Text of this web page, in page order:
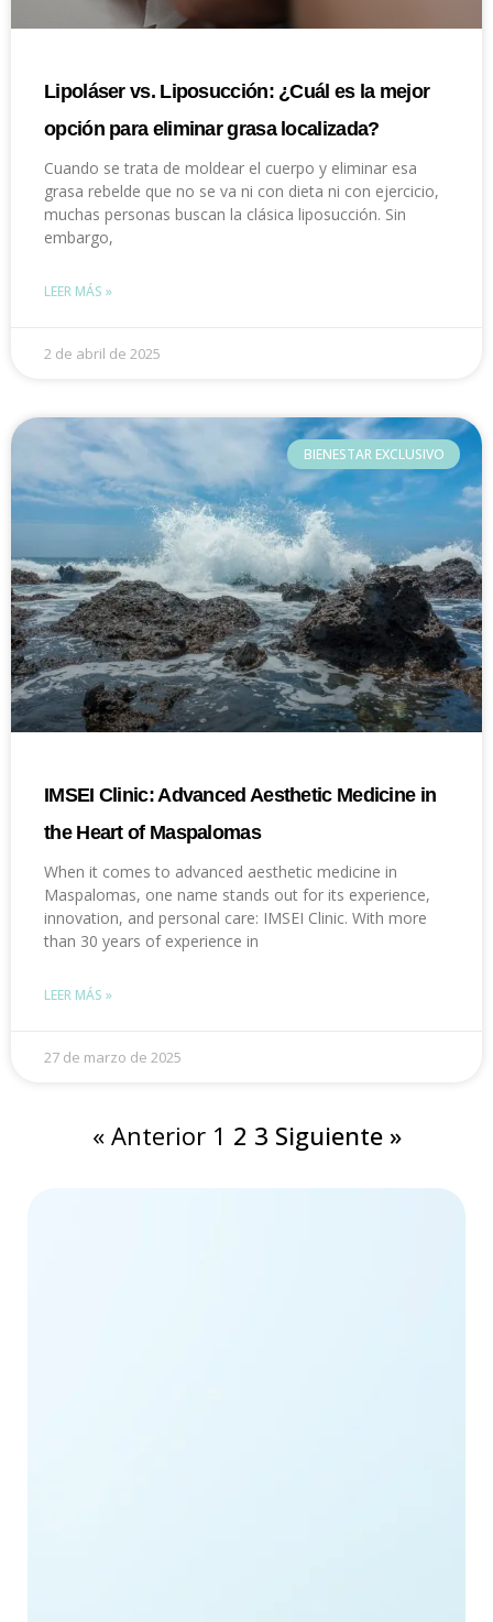
Lipoláser vs. Liposucción: ¿Cuál es la mejor
opción para eliminar grasa localizada?
Cuando se trata de moldear el cuerpo y eliminar esa
grasa rebelde que no se va ni con dieta ni con ejercicio,
muchas personas buscan la clásica liposucción. Sin
embargo,
LEER MÁS »
2 de abril de 2025
BIENESTAR EXCLUSIVO
IMSEI Clinic: Advanced Aesthetic Medicine in
the Heart of Maspalomas
When it comes to advanced aesthetic medicine in
Maspalomas, one name stands out for its experience,
innovation, and personal care: IMSEI Clinic. With more
than 30 years of experience in
LEER MÁS »
27 de marzo de 2025
« Anterior 1 2 3 Siguiente »